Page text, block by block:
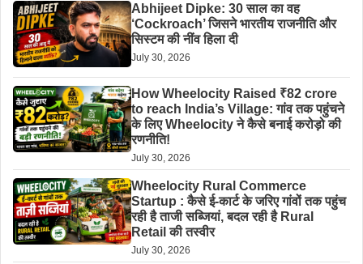
Abhijeet Dipke: 30 साल का वह
‘Cockroach’ जिसने भारतीय राजनीति और
सिस्टम की नींव हिला दी
July 30, 2026
How Wheelocity Raised ₹82 crore
to reach India’s Village: गांव तक पहुंचने
के लिए Wheelocity ने कैसे बनाई करोड़ो की
रणनीति!
July 30, 2026
Wheelocity Rural Commerce
Startup : कैसे ई-कार्ट के जरिए गांवों तक पहुंच
रही है ताजी सब्जियां, बदल रही है Rural
Retail की तस्वीर
July 30, 2026